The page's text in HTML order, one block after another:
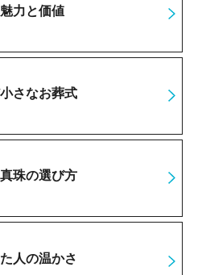
力と価値
さなお葬式
珠の選び方
人の温かさ